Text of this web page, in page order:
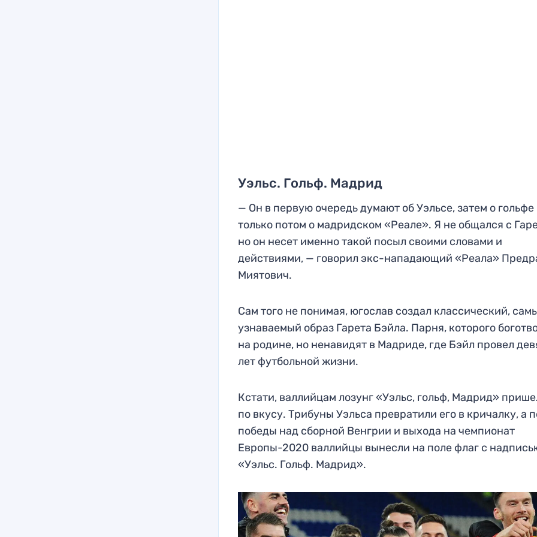
Уэльс. Гольф. Мадрид
— Он в первую очередь думают об Уэльсе, затем о гольфе
только потом о мадридском «Реале». Я не общался с
но он несет именно такой посыл своими словами и
действиями, — говорил экс-нападающий «Реала»
Миятович.
Сам того не понимая, югослав создал классический,
узнаваемый образ Гарета Бэйла. Парня, которого
на родине, но ненавидят в Мадриде, где Бэйл провел
лет футбольной жизни.
Кстати, валлийцам лозунг «Уэльс, гольф, Мадрид»
по вкусу. Трибуны Уэльса превратили его в кричалку, а
победы над сборной Венгрии и выхода на чемпионат
Европы-2020 валлийцы вынесли на поле флаг с
«Уэльс. Гольф. Мадрид».